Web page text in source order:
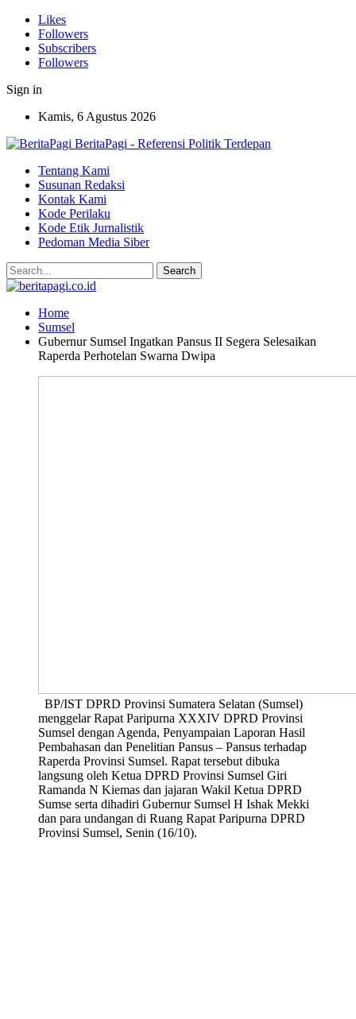
Likes
Followers
Subscribers
Followers
Sign in
Kamis, 6 Agustus 2026
BeritaPagi - Referensi Politik Terdepan
Tentang Kami
Susunan Redaksi
Kontak Kami
Kode Perilaku
Kode Etik Jurnalistik
Pedoman Media Siber
Home
Sumsel
Gubernur Sumsel Ingatkan Pansus II Segera Selesaikan
Raperda Perhotelan Swarna Dwipa
BP/IST DPRD Provinsi Sumatera Selatan (Sumsel)
menggelar Rapat Paripurna XXXIV DPRD Provinsi
Sumsel dengan Agenda, Penyampaian Laporan Hasil
Pembahasan dan Penelitian Pansus – Pansus terhadap
Raperda Provinsi Sumsel. Rapat tersebut dibuka
langsung oleh Ketua DPRD Provinsi Sumsel Giri
Ramanda N Kiemas dan jajaran Wakil Ketua DPRD
Sumse serta dihadiri Gubernur Sumsel H Ishak Mekki
dan para undangan di Ruang Rapat Paripurna DPRD
Provinsi Sumsel, Senin (16/10).